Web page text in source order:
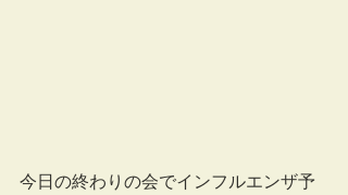
今日の終わりの会でインフルエンザ予